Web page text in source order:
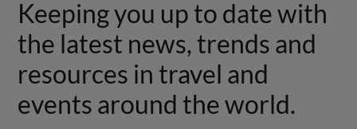
Keeping you up to date with
the latest news, trends and
resources in travel and
events around the world.